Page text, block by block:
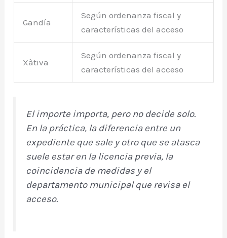
Gandía
Según ordenanza fiscal y
características del acceso
Xàtiva
Según ordenanza fiscal y
características del acceso
El importe importa, pero no decide solo.
En la práctica, la diferencia entre un
expediente que sale y otro que se atasca
suele estar en la licencia previa, la
coincidencia de medidas y el
departamento municipal que revisa el
acceso.